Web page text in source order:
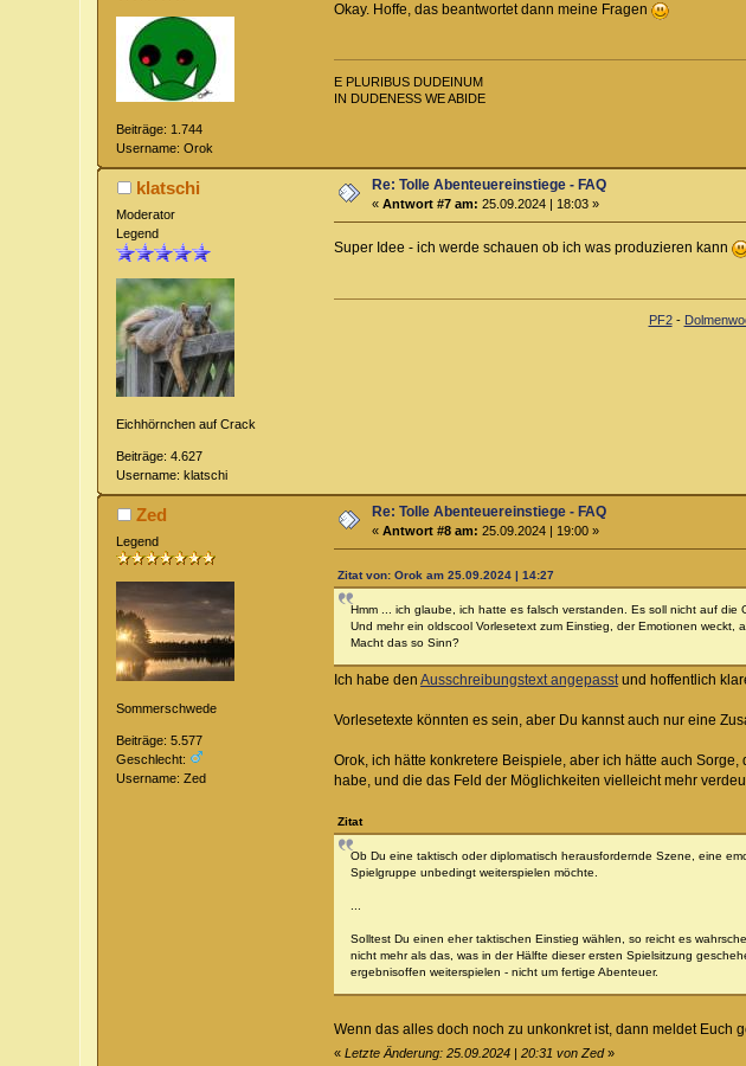
Beiträge: 1.744
Username: Orok
Okay. Hoffe, das beantwortet dann meine Fragen
E PLURIBUS DUDEINUM
IN DUDENESS WE ABIDE
klatschi
Moderator
Legend
Eichhörnchen auf Crack
Beiträge: 4.627
Username: klatschi
Re: Tolle Abenteuereinstiege - FAQ
«Antwort #7 am: 25.09.2024 | 18:03 »
Super Idee - ich werde schauen ob ich was produzieren kann
PF2-
Zed
Legend
Sommerschwede
Beiträge: 5.577
Geschlecht:
Username: Zed
Re: Tolle Abenteuereinstiege - FAQ
«Antwort #8 am: 25.09.2024 | 19:00 »
Zitat von: Orok am 25.09.2024 | 14:27
Hmm ... ich glaube, ich hatte es falsch verstanden. Es soll nicht auf
Und mehr ein oldscool Vorlesetext zum Einstieg, der Emotionen
Macht das so Sinn?
Ich habe den Ausschreibungstext angepasstund hoffentlich
Vorlesetexte könnten es sein, aber Du kannst auch nur eine
Orok, ich hätte konkretere Beispiele, aber ich hätte auch
habe, und die das Feld der Möglichkeiten vielleicht mehr
Zitat
Ob Du eine taktisch oder diplomatisch herausfordernde Szene, eine
Spielgruppe unbedingt weiterspielen möchte.
Solltest Du einen eher taktischen Einstieg wählen, so reicht es
nicht mehr als das, was in der Hälfte dieser ersten Spielsitzung
ergebnisoffen weiterspielen - nicht um fertige Abenteuer.
Wenn das alles doch noch zu unkonkret ist, dann meldet Euch
« Letzte Änderung: 25.09.2024 | 20:31 von Zed»